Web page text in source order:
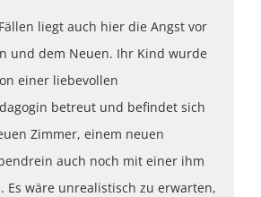
liegt auch hier die Angst vor
und dem Neuen. Ihr Kind wurde
einer liebevollen
betreut und befindet sich
Zimmer, einem neuen
auch noch mit einer ihm
Es wäre unrealistisch zu erwarten,